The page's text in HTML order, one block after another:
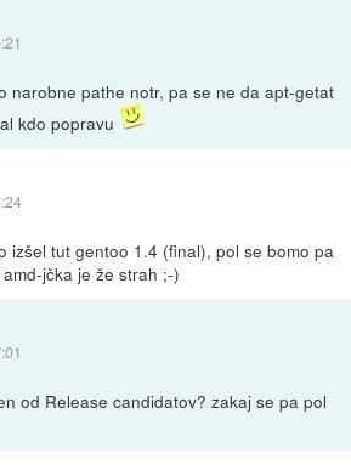
narobne pathe notr, pa se ne da apt-getat
kdo popravu
izšel tut gentoo 1.4 (final), pol se bomo pa
jčka je že strah ;-)
od Release candidatov? zakaj se pa pol